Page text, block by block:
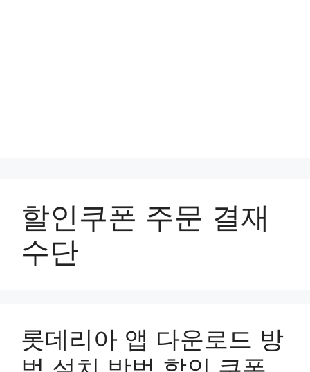
할인쿠폰 주문 결재
수단
롯데리아 앱 다운로드 방